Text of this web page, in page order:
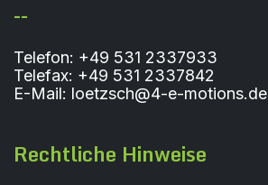
--
Telefon: +49 531 2337933
Telefax: +49 531 2337842
E-Mail: loetzsch@4-e-motions.de
Rechtliche Hinweise